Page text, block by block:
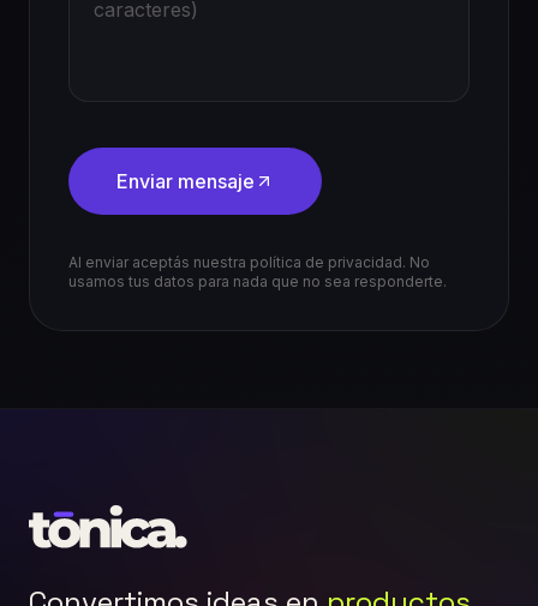
Enviar mensaje
Al enviar aceptás nuestra política de privacidad. No
usamos tus datos para nada que no sea responderte.